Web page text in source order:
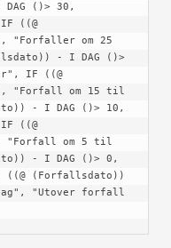
()> 30,
((@
"Forfaller om 25
- I DAG ()>
IF ((@
"Forfall om 15 til
- I DAG ()> 10,
((@
"Forfall om 5 til
- I DAG ()> 0,
(Forfallsdato))
"Utover forfall